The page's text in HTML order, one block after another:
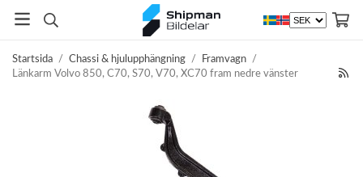
Startsida / Chassi & hjulupphängning / Framvagn /
Länkarm Volvo 850, C70, S70, V70, XC70 fram nedre vänster